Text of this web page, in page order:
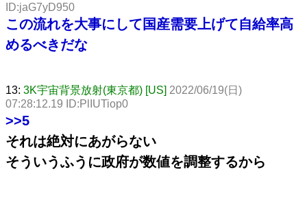
ID:jaG7yD950
この流れを大事にして国産需要上げて自給率高
めるべきだな
13: 3K宇宙背景放射(東京都) [US] 2022/06/19(日)
07:28:12.19 ID:PlIUTiop0
>>5
それは絶対にあがらない
そういうふうに政府が数値を調整するから